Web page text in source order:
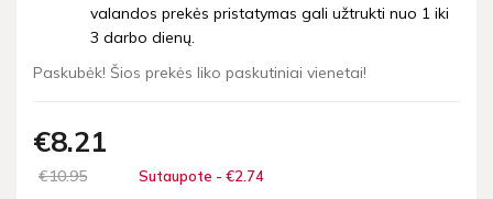
valandos prekės pristatymas gali užtrukti nuo 1 iki
3 darbo dienų.
Paskubėk! Šios prekės liko paskutiniai vienetai!
€8 21
€1095 Sutaupote - €2 74